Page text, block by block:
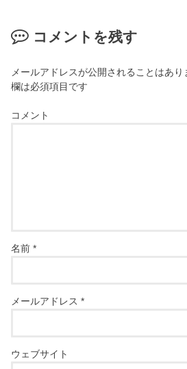
コメントを残す
メールアドレスが公開されることはあり
欄は必須項目です
コメント
名前*
メールアドレス*
ウェブサイト